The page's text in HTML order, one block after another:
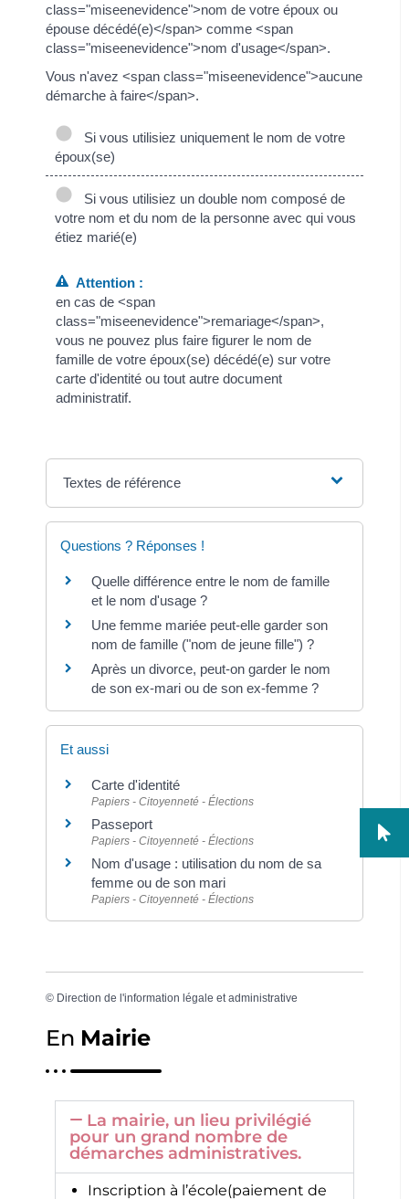
class="miseenevidence">nom de votre époux ou
épouse décédé(e)</span> comme <span
class="miseenevidence">nom d'usage</span>.
Vous n'avez <span class="miseenevidence">aucune
démarche à faire</span>.
Si vous utilisiez uniquement le nom de votre
époux(se)
Si vous utilisiez un double nom composé de
votre nom et du nom de la personne avec qui vous
étiez marié(e)
Attention :
en cas de <span
class="miseenevidence">remariage</span>,
vous ne pouvez plus faire figurer le nom de
famille de votre époux(se) décédé(e) sur votre
carte d'identité ou tout autre document
administratif.
Textes de référence
Questions ? Réponses !
Quelle différence entre le nom de famille
et le nom d'usage ?
Une femme mariée peut-elle garder son
nom de famille ("nom de jeune fille") ?
Après un divorce, peut-on garder le nom
de son ex-mari ou de son ex-femme ?
Et aussi
Carte d'identité
Papiers - Citoyenneté - Élections
Passeport
Papiers - Citoyenneté - Élections
Nom d'usage : utilisation du nom de sa
femme ou de son mari
Papiers - Citoyenneté - Élections
© Direction de l'information légale et administrative
En Mairie
La mairie, un lieu privilégié
pour un grand nombre de
démarches administratives.
Inscription à l’école(paiement de